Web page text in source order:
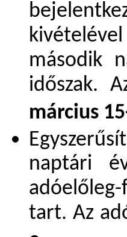
második
időszak.
március
naptári
tart. Az